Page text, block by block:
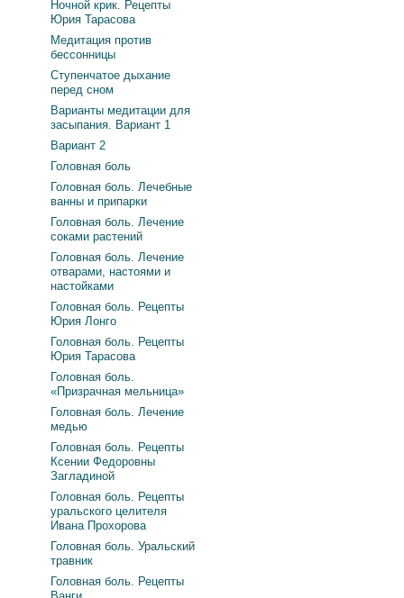
Ночной крик. Рецепты
Юрия Тарасова
Медитация против
бессонницы
Ступенчатое дыхание
перед сном
Варианты медитации для
засыпания. Вариант 1
Вариант 2
Головная боль
Головная боль. Лечебные
ванны и припарки
Головная боль. Лечение
соками растений
Головная боль. Лечение
отварами, настоями и
настойками
Головная боль. Рецепты
Юрия Лонго
Головная боль. Рецепты
Юрия Тарасова
Головная боль.
«Призрачная мельница»
Головная боль. Лечение
медью
Головная боль. Рецепты
Ксении Федоровны
Загладиной
Головная боль. Рецепты
уральского целителя
Ивана Прохорова
Головная боль. Уральский
травник
Головная боль. Рецепты